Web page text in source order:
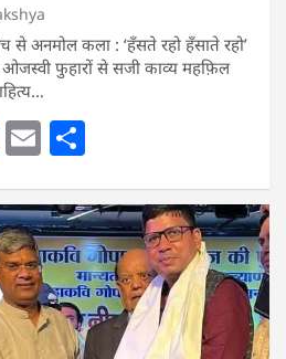
से अनमोल कला : ‘हॅंसते रहो हॅंसाते रहो’
ओजस्वी फुहारों से सजी काव्य महफ़िल
Li E
ai
l
ar
e